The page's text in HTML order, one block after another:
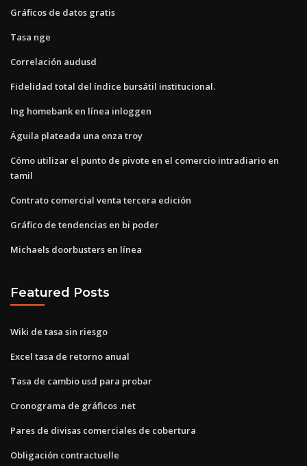
Gráficos de datos gratis
Tasa nge
Correlación audusd
Fidelidad total del índice bursátil institucional.
Ing homebank en línea inloggen
Águila plateada una onza troy
Cómo utilizar el punto de pivote en el comercio intradiario en
tamil
Contrato comercial venta tercera edición
Gráfico de tendencias en bi poder
Michaels doorbusters en línea
Featured Posts
Wiki de tasa sin riesgo
Excel tasa de retorno anual
Tasa de cambio usd para probar
Cronograma de gráficos .net
Pares de divisas comerciales de cobertura
Obligación contractuelle